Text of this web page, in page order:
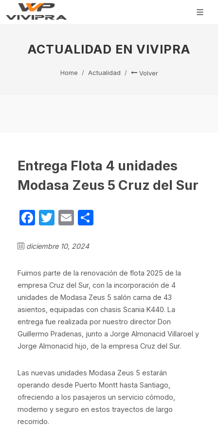
ACTUALIDAD EN VIVIPRA
Home Actualidad Volver
Entrega Flota 4 unidades
Modasa Zeus 5 Cruz del Sur
Facebook
Twitter
Email
diciembre 10, 2024
Fuimos parte de la renovación de flota 2025 de la
empresa Cruz del Sur, con la incorporación de 4
unidades de Modasa Zeus 5 salón cama de 43
asientos, equipadas con chasis Scania K440. La
entrega fue realizada por nuestro director Don
Guillermo Pradenas, junto a Jorge Almonacid Villaroel y
Jorge Almonacid hijo, de la empresa Cruz del Sur.
Las nuevas unidades Modasa Zeus 5 estarán
operando desde Puerto Montt hasta Santiago,
ofreciendo a los pasajeros un servicio cómodo,
moderno y seguro en estos trayectos de largo
recorrido.